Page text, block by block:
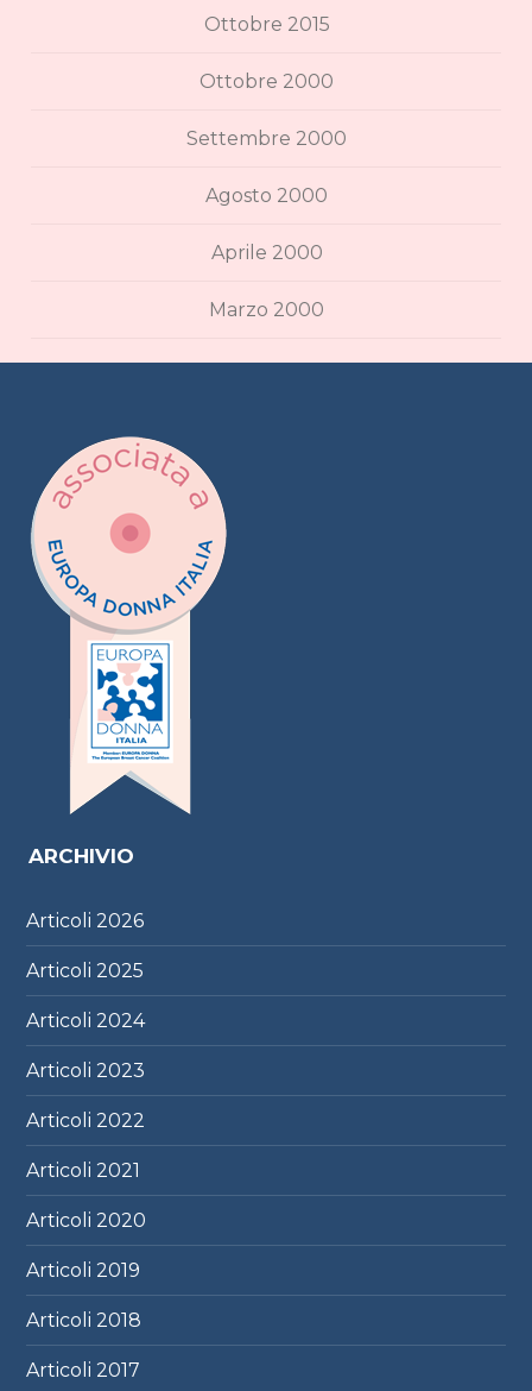
Ottobre 2015
Ottobre 2000
Settembre 2000
Agosto 2000
Aprile 2000
Marzo 2000
ARCHIVIO
Articoli2026
Articoli2025
Articoli2024
Articoli2023
Articoli2022
Articoli2021
Articoli2020
Articoli2019
Articoli2018
Articoli2017